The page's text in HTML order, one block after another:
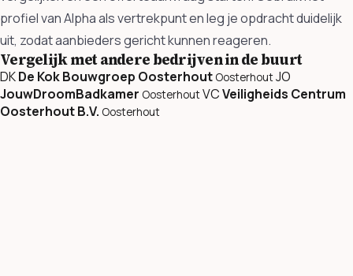
profiel van Alpha als vertrekpunt en leg je opdracht duidelijk
uit, zodat aanbieders gericht kunnen reageren.
Vergelijk met andere bedrijven in de buurt
DKDe Kok Bouwgroep Oosterhout OosterhoutJO
JouwDroomBadkamer OosterhoutVCVeiligheids Centrum
Oosterhout B.V. Oosterhout